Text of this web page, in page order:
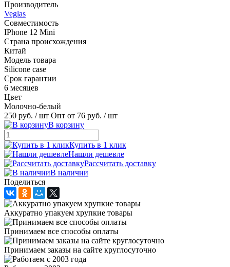
Производитель
Veglas
Совместимость
IPhone 12 Mini
Страна происхождения
Китай
Модель товара
Silicone case
Срок гарантии
6 месяцев
Цвет
Молочно-белый
250 руб. / шт Опт от 76 руб. / шт
В корзину
Купить в 1 клик
Нашли дешевле
Рассчитать доставку
В наличии
Поделиться
Аккуратно упакуем хрупкие товары
Принимаем все способы оплаты
Принимаем заказы на сайте круглосуточно